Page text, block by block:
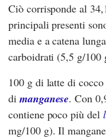
Ciò corrisponde al
principali presenti
media e a catena
carboidrati (5,5 g/100
100 g di latte di
di manganese. Con
contiene poco più del
mg/100 g). Il